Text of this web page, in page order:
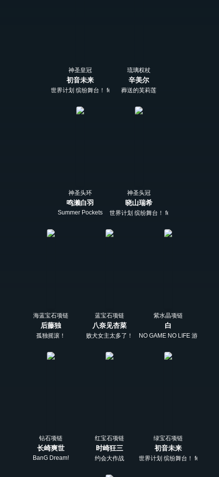
神圣皇冠
初音未来
世界计划 缤纷舞台！ feat. 初音未来
琉璃权杖
辛美尔
葬送的芙莉莲
神圣头环
鸣濑白羽
Summer Pockets
神圣头冠
晓山瑞希
世界计划 缤纷舞台！ feat. 初音未来
海蓝宝石项链
后藤独
孤独摇滚！
蓝宝石项链
八奈见杏菜
败犬女主太多了！
紫水晶项链
白
NO GAME NO LIFE 游戏人生
钻石项链
长崎爽世
BanG Dream!
红宝石项链
时崎狂三
约会大作战
绿宝石项链
初音未来
世界计划 缤纷舞台！ feat. 初